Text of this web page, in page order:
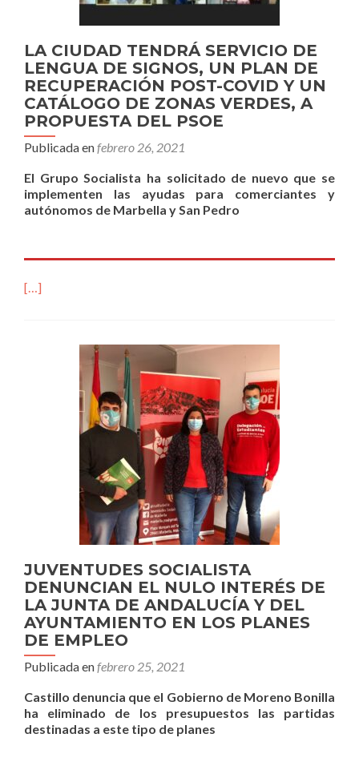
LA CIUDAD TENDRÁ SERVICIO DE
LENGUA DE SIGNOS, UN PLAN DE
RECUPERACIÓN POST-COVID Y UN
CATÁLOGO DE ZONAS VERDES, A
PROPUESTA DEL PSOE
Publicada enfebrero 26, 2021
El Grupo Socialista ha solicitado de nuevo que se
implementen las ayudas para comerciantes y
autónomos de Marbella y San Pedro
[…]
JUVENTUDES SOCIALISTA
DENUNCIAN EL NULO INTERÉS DE
LA JUNTA DE ANDALUCÍA Y DEL
AYUNTAMIENTO EN LOS PLANES
DE EMPLEO
Publicada enfebrero 25, 2021
Castillo denuncia que el Gobierno de Moreno Bonilla
ha eliminado de los presupuestos las partidas
destinadas a este tipo de planes